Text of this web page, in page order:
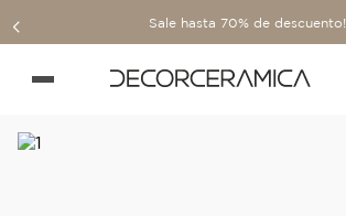
Sale hasta 70% de descuento!